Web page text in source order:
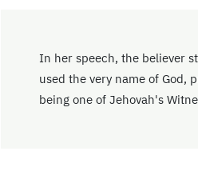
In her speech, the believer
used the very name of God,
being one of Jehovah's